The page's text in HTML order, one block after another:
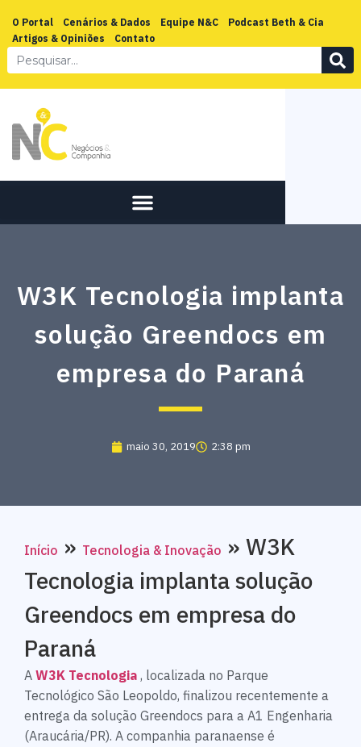
O Portal Cenários & Dados Equipe N&C
Podcast Beth & Cia
Artigos & Opiniões
Contato
W3K Tecnologia implanta
solução Greendocs em
empresa do Paraná
maio 30, 2019 2:38 pm
Início » Tecnologia & Inovação » W3K
Tecnologia implanta solução
Greendocs em empresa do
Paraná
A W3K Tecnologia , localizada no Parque
Tecnológico São Leopoldo, finalizou recentemente a
entrega da solução Greendocs para a A1 Engenharia
(Araucária/PR). A companhia paranaense é